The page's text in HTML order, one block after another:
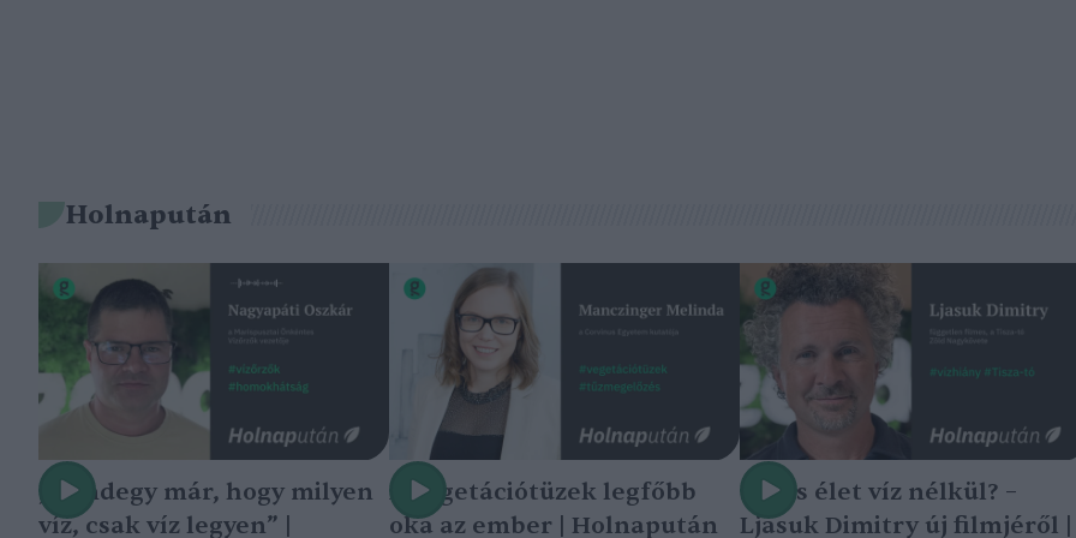
Holnapután
„Mindegy már, hogy milyen
víz, csak víz legyen” |
A vegetációtüzek legfőbb
oka az ember | Holnapután
Nincs élet víz nélkül? –
Ljasuk Dimitry új filmjéről |